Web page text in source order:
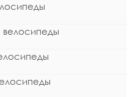
велосипеды